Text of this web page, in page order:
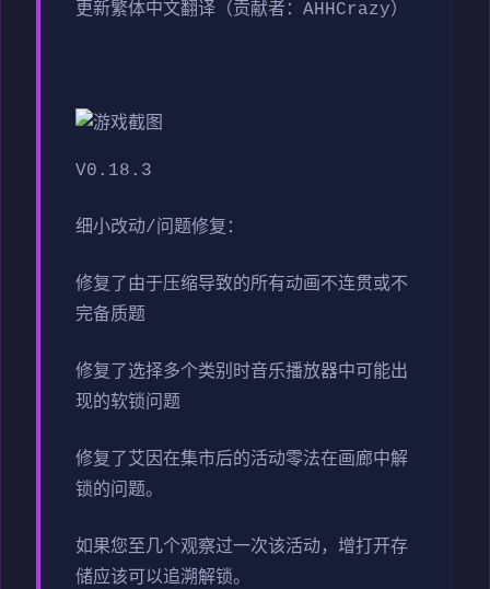
更新繁体中文翻译（贡献者：AHHCrazy）
V0.18.3
细小改动/问题修复：
修复了由于压缩导致的所有动画不连贯或不
完备质题
修复了选择多个类别时音乐播放器中可能出
现的软锁问题
修复了艾因在集市后的活动零法在画廊中解
锁的问题。
如果您至几个观察过一次该活动，增打开存
储应该可以追溯解锁。